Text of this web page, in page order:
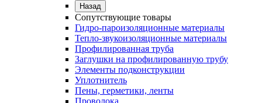
Назад
Сопутствующие товары
Гидро-пароизоляционные материалы
Тепло-звукоизоляционные материалы
Профилированная труба
Заглушки на профилированную трубу
Элементы подконструкции
Уплотнитель
Пены, герметики, ленты
Проволока